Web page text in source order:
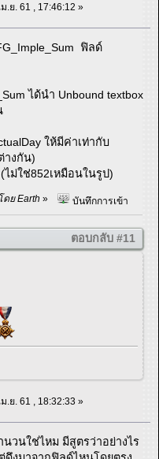
ม.ย. 61 , 17:46:12 »
ฟิลด์
ได้นำ Unbound textbox
ให้มีค่าเท่ากับ
างกัน)
ม่ใช่852เหมือนในรูป)
ดย Earth » บันทึกการเข้า
ตอบกลับ #11
ม.ย. 61 , 18:32:33 »
นวนใช่ไหม มีสูตรว่าอย่างไร